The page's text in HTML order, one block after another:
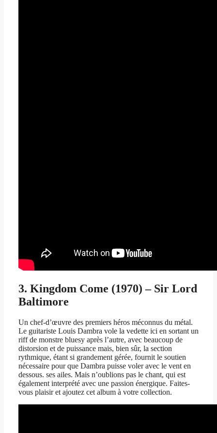
3. Kingdom Come (1970) – Sir Lord
Baltimore
Un chef-d’œuvre des premiers héros méconnus du métal.
Le guitariste Louis Dambra vole la vedette ici en sortant un
riff de monstre bluesy après l’autre, avec beaucoup de
distorsion et de puissance mais, bien sûr, la section
rythmique, étant si grandement gérée, fournit le soutien
nécessaire pour que Dambra puisse voler avec le vent en
dessous. ses ailes. Mais n’oublions pas le chant, qui est
également interprété avec une passion énergique. Faites-
vous plaisir et ajoutez cet album à votre collection.